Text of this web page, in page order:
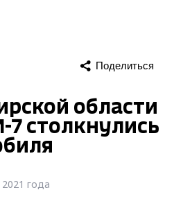
Поделиться
области
7 столкнулись
года